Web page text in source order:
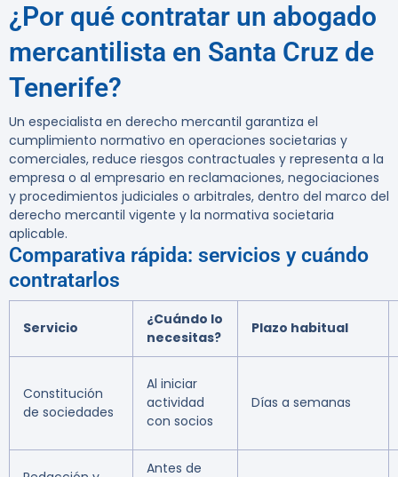
¿Por qué contratar un abogado
mercantilista en Santa Cruz de
Tenerife?
Un especialista en derecho mercantil garantiza el
cumplimiento normativo en operaciones societarias y
comerciales, reduce riesgos contractuales y representa a la
empresa o al empresario en reclamaciones, negociaciones
y procedimientos judiciales o arbitrales, dentro del marco del
derecho mercantil vigente y la normativa societaria
aplicable.
Comparativa rápida: servicios y cuándo
contratarlos
Servicio
¿Cuándo lo
necesitas?
Plazo habitual
Constitución
de sociedades
Al iniciar
actividad
con socios
Días a semanas
Antes de